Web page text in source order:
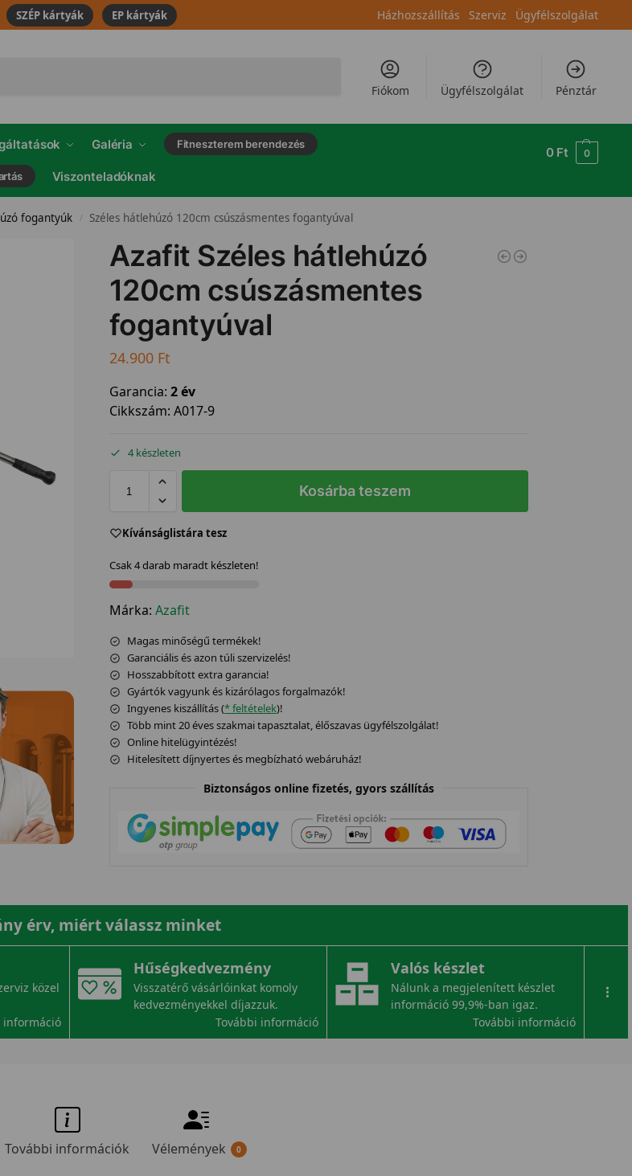
SZÉP kártyák EP kártyák Házhozszállítás Szerviz Ügyfélszolgálat
Fiókom Ügyfélszolgálat Pénztár
Galéria Fitneszterem berendezés
Viszonteladóknak
0 Ft 0
fogantyúk / Széles hátlehúzó 120cm csúszásmentes fogantyúval
Azafit Széles hátlehúzó
120cm csúszásmentes
fogantyúval
24.900 Ft
Garancia: 2 év
Cikkszám: A017-9
4 készleten
Kosárba teszem
Kívánságlistára tesz
Csak 4 darab maradt készleten!
Márka: Azafit
Magas minőségű termékek!
Garanciális és azon túli szervizelés!
Hosszabbított extra garancia!
Gyártók vagyunk és kizárólagos forgalmazók!
Ingyenes kiszállítás (* feltételek)!
Több mint 20 éves szakmai tapasztalat, élőszavas ügyfélszolgálat!
Online hitelügyintézés!
Hitelesített díjnyertes és megbízható webáruház!
Biztonságos online fizetés, gyors szállítás
érv, miért válassz minket
közel
információ
Hűségkedvezmény
Visszatérő vásárlóinkat komoly
kedvezményekkel díjazzuk.
További információ
Valós készlet
Nálunk a megjelenített készlet
információ 99,9%-ban igaz.
További információ
...
További információk Vélemények 0